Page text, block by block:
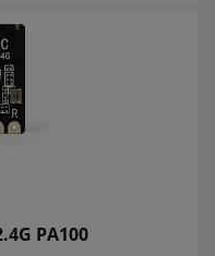
PA100